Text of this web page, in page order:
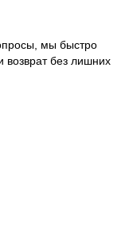
мы быстро
без лишних